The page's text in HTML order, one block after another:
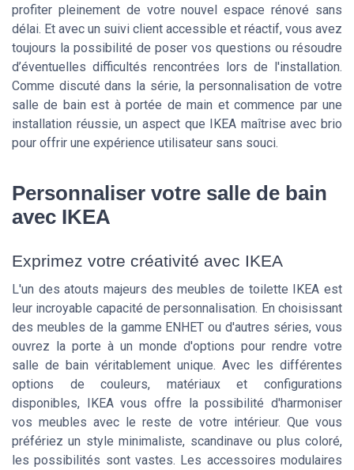
profiter pleinement de votre nouvel espace rénové sans
délai. Et avec un suivi client accessible et réactif, vous avez
toujours la possibilité de poser vos questions ou résoudre
d’éventuelles difficultés rencontrées lors de l'installation.
Comme discuté dans la série, la personnalisation de votre
salle de bain est à portée de main et commence par une
installation réussie, un aspect que IKEA maîtrise avec brio
pour offrir une expérience utilisateur sans souci.
Personnaliser votre salle de bain
avec IKEA
Exprimez votre créativité avec IKEA
L'un des atouts majeurs des meubles de toilette IKEA est
leur incroyable capacité de personnalisation. En choisissant
des meubles de la gamme ENHET ou d'autres séries, vous
ouvrez la porte à un monde d'options pour rendre votre
salle de bain véritablement unique. Avec les différentes
options de couleurs, matériaux et configurations
disponibles, IKEA vous offre la possibilité d'harmoniser
vos meubles avec le reste de votre intérieur. Que vous
préfériez un style minimaliste, scandinave ou plus coloré,
les possibilités sont vastes. Les accessoires modulaires